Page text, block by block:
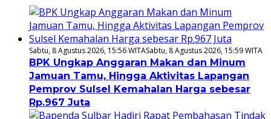
Sabtu, 8 Agustus 2026, 15:56 WITASabtu, 8 Agustus 2026, 15:59 WITA
BPK Ungkap Anggaran Makan dan Minum
Jamuan Tamu, Hingga Aktivitas Lapangan
Pemprov Sulsel Kemahalan Harga sebesar
Rp.967 Juta